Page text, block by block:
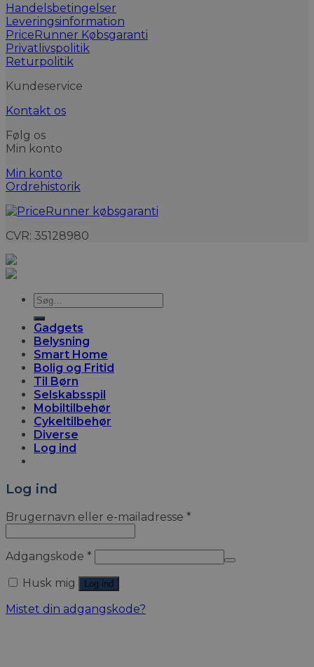
Handelsbetingelser
Leveringsinformation
PriceRunner Købsgaranti
Privatlivspolitik
Returpolitik
Kundeservice
Kontakt os
Følg os
Min konto
Min konto
Ordrehistorik
CVR: 35128980
Søg
efter:
Gadgets
Belysning
Smart Home
Bolig og Fritid
Til Børn
Selskabsspil
Mobiltilbehør
Cykeltilbehør
Diverse
Log ind
Log ind
Brugernavn eller e-mailadresse *
Adgangskode *
Husk mig
Log ind
Mistet din adgangskode?